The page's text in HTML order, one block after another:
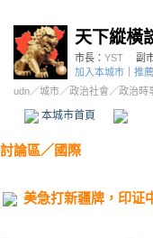
天下縱橫
市長： YST 副
加入本城市
推
udn／城市／政治社會 ／政治時
本城市首頁
討論區／ 國際
美急打新疆牌，印证